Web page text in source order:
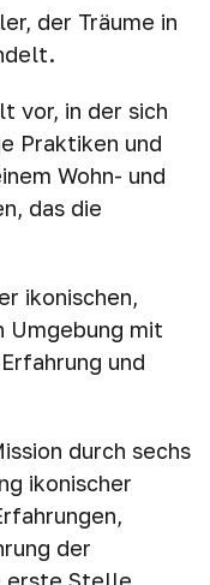
der Träume in
vor, in der sich
Praktiken und
Wohn- und
das die
ikonischen,
Umgebung mit
und
durch sechs
ikonischer
der